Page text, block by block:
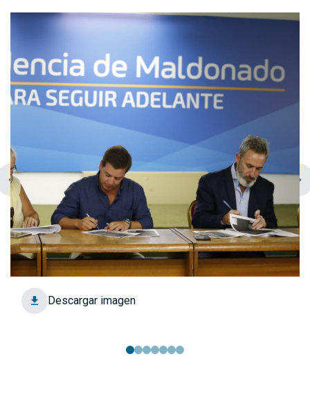
Descargar imagen
chevron_left navigate_next